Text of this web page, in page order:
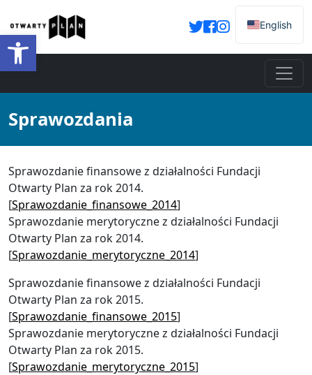
Otwórz pasek narzędzi
English
Sprawozdania
Sprawozdanie finansowe z działalności Fundacji
Otwarty Plan za rok 2014.
[Sprawozdanie_finansowe_2014]
Sprawozdanie merytoryczne z działalności Fundacji
Otwarty Plan za rok 2014.
[Sprawozdanie_merytoryczne_2014]
Sprawozdanie finansowe z działalności Fundacji
Otwarty Plan za rok 2015.
[Sprawozdanie_finansowe_2015]
Sprawozdanie merytoryczne z działalności Fundacji
Otwarty Plan za rok 2015.
[Sprawozdanie_merytoryczne_2015]